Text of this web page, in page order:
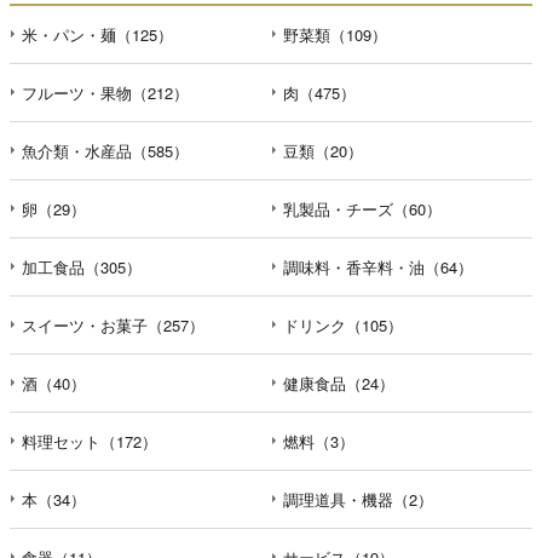
米・パン・麺（125） 野菜類（109）
フルーツ・果物（212） 肉（475）
魚介類・水産品（585） 豆類（20）
卵（29） 乳製品・チーズ（60）
加工食品（305） 調味料・香辛料・油（64）
スイーツ・お菓子（257） ドリンク（105）
酒（40） 健康食品（24）
料理セット（172） 燃料（3）
本（34） 調理道具・機器（2）